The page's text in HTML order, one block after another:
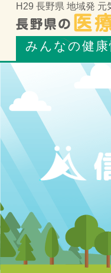
H29 長野県 地域発
みんなの健康